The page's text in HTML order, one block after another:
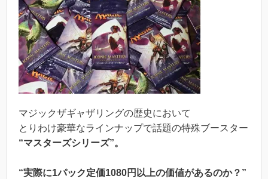
マジックザギャザリングの歴史において
とりわけ豪華なラインナップで話題の特殊ブースター
“マスターズシリーズ”。
“実際に1パック定価1080円以上の価値があるのか？”